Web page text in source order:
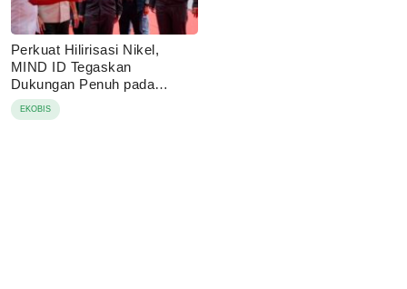
Perkuat Hilirisasi Nikel,
MIND ID Tegaskan
Dukungan Penuh pada
Operasional PT Vale di
Pomalaa
EKOBIS